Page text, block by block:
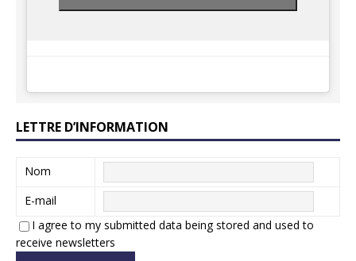
LETTRE D’INFORMATION
Nom
E-mail
I agree to my submitted data being stored and used to
receive newsletters